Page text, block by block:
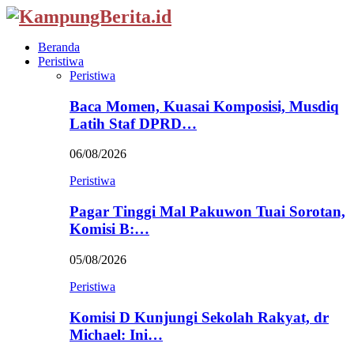
Beranda
Peristiwa
Peristiwa
Baca Momen, Kuasai Komposisi, Musdiq
Latih Staf DPRD…
06/08/2026
Peristiwa
Pagar Tinggi Mal Pakuwon Tuai Sorotan,
Komisi B:…
05/08/2026
Peristiwa
Komisi D Kunjungi Sekolah Rakyat, dr
Michael: Ini…